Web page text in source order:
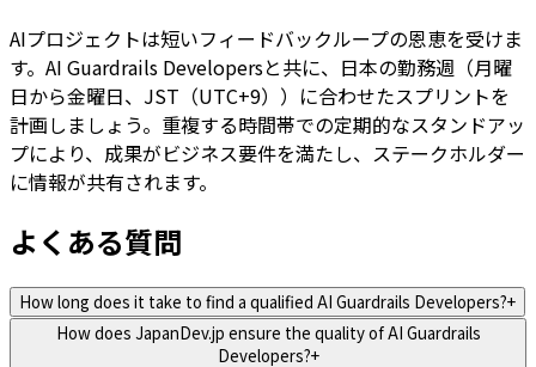
AIプロジェクトは短いフィードバックループの恩恵を受けま
す。AI Guardrails Developersと共に、日本の勤務週（月曜
日から金曜日、JST（UTC+9））に合わせたスプリントを
計画しましょう。重複する時間帯での定期的なスタンドアッ
プにより、成果がビジネス要件を満たし、ステークホルダー
に情報が共有されます。
よくある質問
How long does it take to find a qualified AI Guardrails Developers?+
How does JapanDev.jp ensure the quality of AI Guardrails
Developers?+